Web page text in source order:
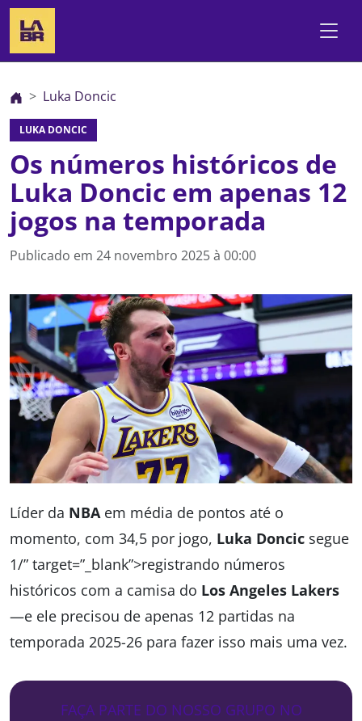
Luka Doncic
LUKA DONCIC
Os números históricos de
Luka Doncic em apenas 12
jogos na temporada
Publicado em 24 novembro 2025 à 00:00
Líder da NBA em média de pontos até o
momento, com 34,5 por jogo, Luka Doncic segue
1/” target=”_blank”>registrando números
históricos com a camisa do Los Angeles Lakers
—e ele precisou de apenas 12 partidas na
temporada 2025-26 para fazer isso mais uma vez.
FAÇA PARTE DO NOSSO GRUPO NO